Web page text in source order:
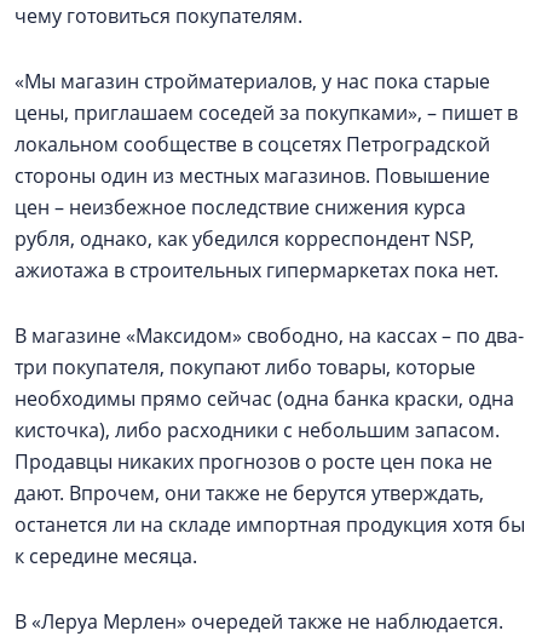
чему готовиться покупателям.
«Мы магазин стройматериалов, у нас пока старые
цены, приглашаем соседей за покупками», – пишет в
локальном сообществе в соцсетях Петроградской
стороны один из местных магазинов. Повышение
цен – неизбежное последствие снижения курса
рубля, однако, как убедился корреспондент NSP,
ажиотажа в строительных гипермаркетах пока нет.
В магазине «Максидом» свободно, на кассах – по два-
три покупателя, покупают либо товары, которые
необходимы прямо сейчас (одна банка краски, одна
кисточка), либо расходники с небольшим запасом.
Продавцы никаких прогнозов о росте цен пока не
дают. Впрочем, они также не берутся утверждать,
останется ли на складе импортная продукция хотя бы
к середине месяца.
В «Леруа Мерлен» очередей также не наблюдается.